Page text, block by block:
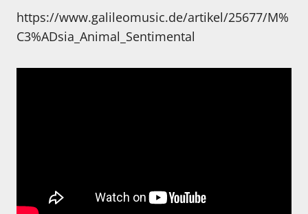
https://www.galileomusic.de/artikel/25677/M%
C3%ADsia_Animal_Sentimental